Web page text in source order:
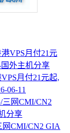
月付21元起,
06-11
CMI/CN2 GIA